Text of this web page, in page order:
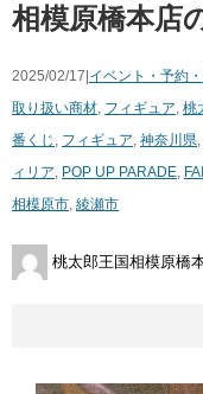
相模原橋本店
2025/02/17|イベント・予約
取り扱い商材 フィギュア 桃
番くじ
フィギュア 神奈川県
ィリア POP UP PARADE
相模原市 綾瀬市
桃太郎王国相模原橋